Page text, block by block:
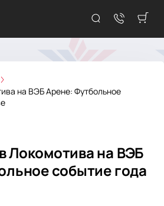
на ВЭБ Арене: Футбольное
Локомотива на ВЭБ
событие года